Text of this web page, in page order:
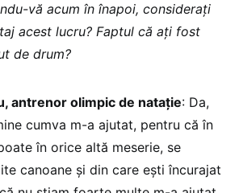
vă acum în înapoi, considerați
acest lucru? Faptul că ați fost
de drum?
antrenor olimpic de natație: Da,
cumva m-a ajutat, pentru că în
în orice altă meserie, se
canoane și din care ești încurajat